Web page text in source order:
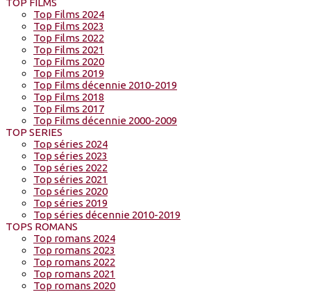
Top Films 2024
Top Films 2023
Top Films 2022
Top Films 2021
Top Films 2020
Top Films 2019
Top Films décennie 2010-2019
Top Films 2018
Top Films 2017
Top Films décennie 2000-2009
TOP SERIES
Top séries 2024
Top séries 2023
Top séries 2022
Top séries 2021
Top séries 2020
Top séries 2019
Top séries décennie 2010-2019
TOPS ROMANS
Top romans 2024
Top romans 2023
Top romans 2022
Top romans 2021
Top romans 2020